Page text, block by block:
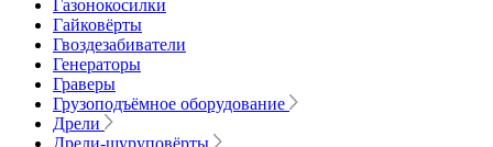
Газонокосилки
Гайковёрты
Гвоздезабиватели
Генераторы
Граверы
Грузоподъёмное оборудование
Дрели
Дрели-шуруповёрты